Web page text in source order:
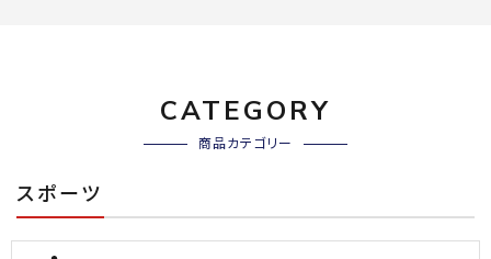
CATEGORY
商品カテゴリー
スポーツ